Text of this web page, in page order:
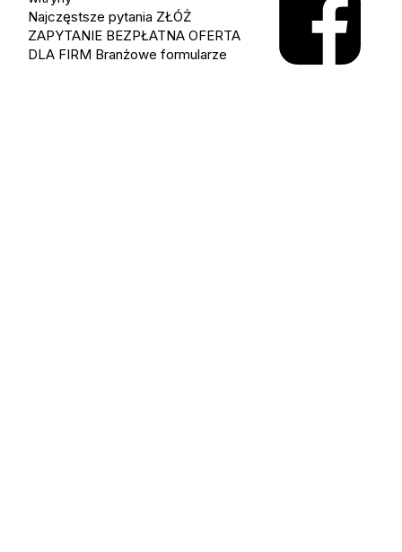
Najczęstsze pytania ZŁÓŻ
ZAPYTANIE BEZPŁATNA OFERTA
DLA FIRM Branżowe formularze